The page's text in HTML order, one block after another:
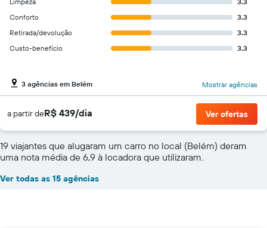
Conforto
3.3
Retirada/devolução
3.3
Custo-benefício
3.3
3 agências em Belém Mostrar agências
a partir deR$ 439/dia Ver ofertas
19 viajantes que alugaram um carro no local (Belém) deram
uma nota média de 6,9 à locadora que utilizaram.
Ver todas as 15 agências